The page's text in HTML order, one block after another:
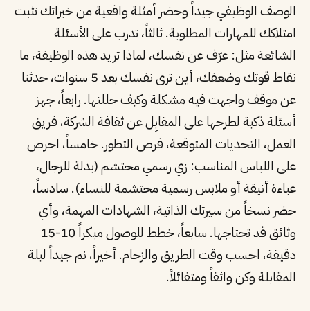
الوصف الوظيفي جيداً وحضر أمثلة واقعية من خبراتك تثبت
امتلاكك للمهارات المطلوبة. ثالثاً، تدرب على الأسئلة
الشائعة مثل: عرّف عن نفسك، لماذا تريد هذه الوظيفة، ما
نقاط قوتك وضعفك، أين ترى نفسك بعد 5 سنوات، حدثنا
عن موقف واجهت فيه مشكلة وكيف حللتها. رابعاً، جهز
أسئلة ذكية لطرحها على المقابِل عن ثقافة الشركة، فريق
العمل، التحديات المتوقعة، فرص التطور. خامساً، احرص
على اللباس المناسب: زي رسمي محتشم (بدلة للرجال،
عباءة أنيقة أو ملابس رسمية محتشمة للنساء). سادساً،
حضر نسخاً من سيرتك الذاتية، الشهادات المهمة، وأي
وثائق قد تحتاجها. سابعاً، خطط للوصول مبكراً 10-15
دقيقة، احسب وقت الطريق والزحام. أخيراً، نم جيداً ليلة
المقابلة وكن واثقاً ومتفائلاً.